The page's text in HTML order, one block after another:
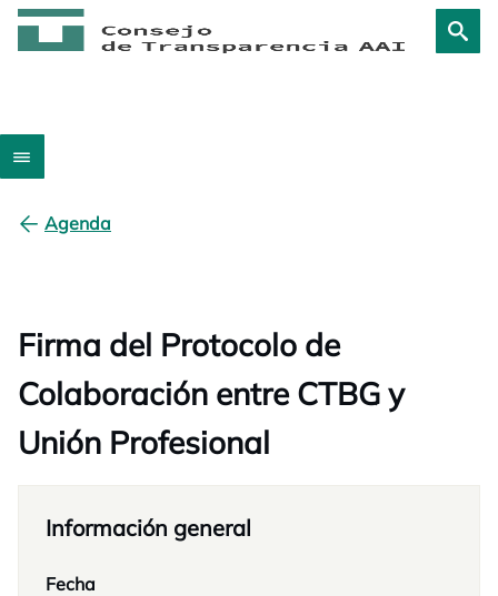
Agenda
Firma del Protocolo de
Colaboración entre CTBG y
Unión Profesional
Información general
Fecha